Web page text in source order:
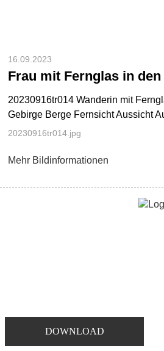
DOWNLOAD
16.09.2023
Frau mit Fernglas in den
20230916tr014 Wanderin mit
Gebirge Berge Fernsicht Aussicht
20230916tr014.jpg
Mehr Bildinformationen